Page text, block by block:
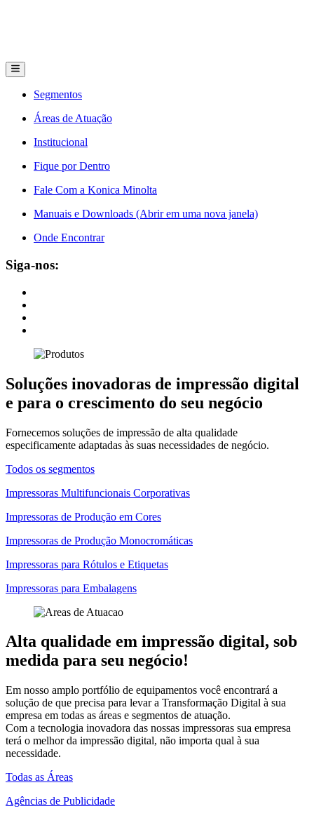
Segmentos
Áreas de Atuação
Institucional
Fique por Dentro
Fale Com a Konica Minolta
Manuais e Downloads (Abrir em uma nova janela)
Onde Encontrar
Siga-nos:
Soluções inovadoras de impressão digital
e para o crescimento do seu negócio
Fornecemos soluções de impressão de alta qualidade
especificamente adaptadas às suas necessidades de negócio.
Todos os segmentos
Impressoras Multifuncionais Corporativas
Impressoras de Produção em Cores
Impressoras de Produção Monocromáticas
Impressoras para Rótulos e Etiquetas
Impressoras para Embalagens
Alta qualidade em impressão digital, sob
medida para seu negócio!
Em nosso amplo portfólio de equipamentos você encontrará a
solução de que precisa para levar a Transformação Digital à sua
empresa em todas as áreas e segmentos de atuação.
Com a tecnologia inovadora das nossas impressoras sua empresa
terá o melhor da impressão digital, não importa qual à sua
necessidade.
Todas as Áreas
Agências de Publicidade